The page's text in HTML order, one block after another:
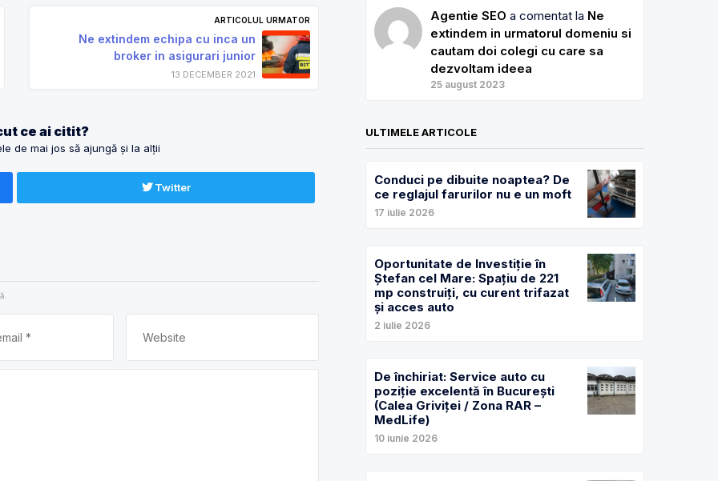
ARTICOLUL URMATOR
Ne extindem echipa cu inca un
broker in asigurari junior
13 DECEMBER 2021
ce ai citit?
de mai jos să ajungă și la alții
Twitter
Agentie SEO a comentat la Ne
extindem in urmatorul domeniu si
cautam doi colegi cu care sa
dezvoltam ideea
25 august 2023
ULTIMELE ARTICOLE
Conduci pe dibuite noaptea? De
ce reglajul farurilor nu e un moft
17 iulie 2026
Oportunitate de Investiție în
Ștefan cel Mare: Spațiu de 221
mp construiți, cu curent trifazat
și acces auto
2 iulie 2026
De închiriat: Service auto cu
poziție excelentă în București
(Calea Griviței / Zona RAR –
MedLife)
10 iunie 2026